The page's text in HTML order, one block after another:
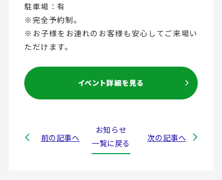
駐車場：有
※完全予約制。
※お子様をお連れのお客様も安心してご来場い
ただけます。
前の記事へ
お知らせ
一覧に戻る
次の記事へ